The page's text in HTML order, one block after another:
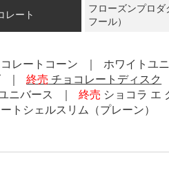
レート
フローズンプロ
フール）
レートコーン ホワイトユ
終売 チョコレートディスク
ニバース
終売 ショコラ エ
トシェルスリム（プレーン）